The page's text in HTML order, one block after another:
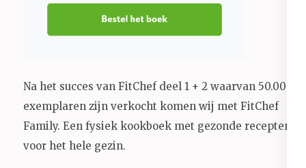
Na het succes van FitChef deel 1 + 2 waarvan 50.000+
exemplaren zijn verkocht komen wij met FitChef
Family. Een fysiek kookboek met gezonde recepten
voor het hele gezin.